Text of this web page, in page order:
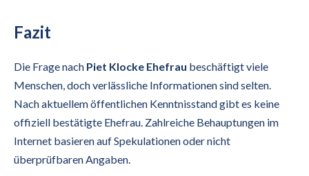
Fazit
Die Frage nach Piet Klocke Ehefrau beschäftigt viele
Menschen, doch verlässliche Informationen sind selten.
Nach aktuellem öffentlichen Kenntnisstand gibt es keine
offiziell bestätigte Ehefrau. Zahlreiche Behauptungen im
Internet basieren auf Spekulationen oder nicht
überprüfbaren Angaben.